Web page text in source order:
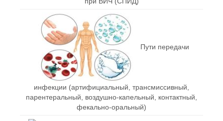
Пути передачи
инфекции (артифициальный, трансмиссивный,
парентеральный, воздушно-капельный, контактный,
фекально-оральный)